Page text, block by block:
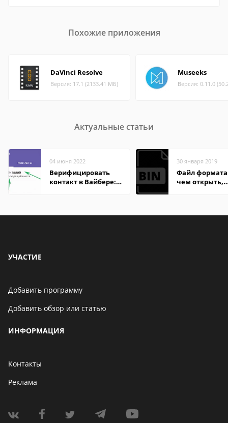
Похожие приложения
DaVinci Resolve
Версия: 17.1 (2133.41 МБ)
Museeks
Версия: 0.11.0
Актуальные статьи
04 июня 2022
Верифицировать
контакт в Вайбере:
30 января 2019
Файл формата
чем открыть,
УЧАСТИЕ
Добавить программу
Добавить обзор или статью
ИНФОРМАЦИЯ
Контакты
Реклама